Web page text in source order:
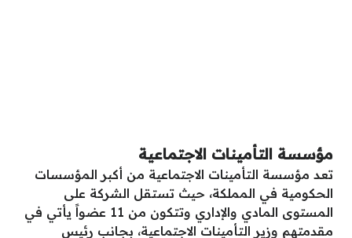
مؤسسة التأمينات الاجتماعية
تعد مؤسسة التأمينات الاجتماعية من أكبر المؤسسات
الحكومية في المملكة، حيث تستقل الشركة على
المستوى المادي والإداري وتتكون من 11 عضواً يأتي في
مقدمتهم وزير التأمينات الاجتماعية، بجانب رئيس